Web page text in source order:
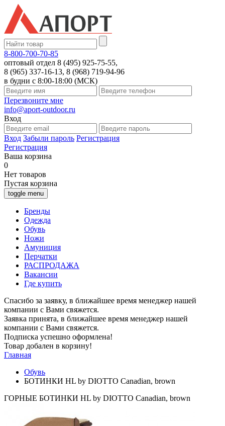
8-800-700-70-85
оптовый отдел 8 (495) 925-75-55,
8 (965) 337-16-13, 8 (968) 719-94-96
в будни с 8:00-18:00 (МСК)
Перезвоните мне
info@aport-outdoor.ru
Вход
Вход Забыли пароль Регистрация
Регистрация
Ваша корзина
0
Нет товаров
Пустая корзина
toggle menu
Бренды
Одежда
Обувь
Ножи
Амуниция
Перчатки
РАСПРОДАЖА
Вакансии
Где купить
Спасибо за заявку, в ближайшее время менеджер нашей
компании с Вами свяжется.
Заявка принята, в ближайшее время менеджер нашей
компании с Вами свяжется.
Подписка успешно оформлена!
Товар добален в корзину!
Главная
Обувь
БОТИНКИ HL by DIOTTO Canadian, brown
ГОРНЫЕ БОТИНКИ HL by DIOTTO Canadian, brown